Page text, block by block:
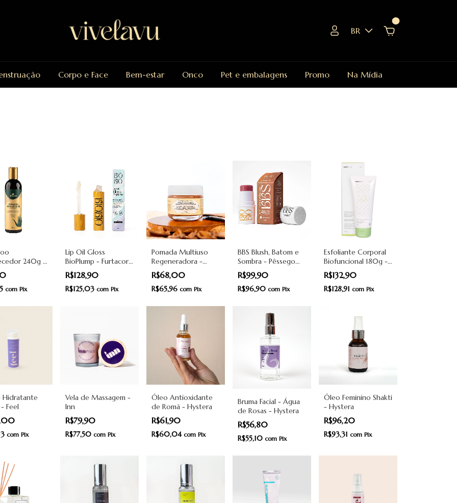
BR
Corpo e Face Bem-estar Onco Pet e embalagens Promo Na Mídia
240g -
com Pix
Lip Oil Gloss
BioPlump - Furtacor -
BioBio
R$128,90
R$125,03 com Pix
Pomada Multiuso
Regeneradora -
Madre Naturaleza
R$68,00
R$65,96 com Pix
BBS Blush, Batom e
Sombra - Pêssego
Rose - BioBio
R$99,90
R$96,90 com Pix
Esfoliante Corporal
Biofuncional 180g -
Ozoncare
R$132,90
R$128,91 com Pix
Hidratante
Feel
com Pix
Vela de Massagem -
Inn
R$79,90
R$77,50 com Pix
Óleo Antioxidante
de Romã - Hystera
R$61,90
R$60,04 com Pix
Bruma Facial - Água
de Rosas - Hystera
R$56,80
R$55,10 com Pix
Óleo Feminino Shakti
- Hystera
R$96,20
R$93,31 com Pix